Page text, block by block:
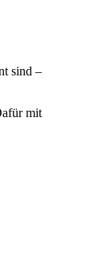
sind –
mit